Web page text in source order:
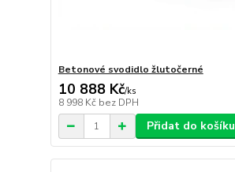
Betonové svodidlo žlutočerné
10 888 Kč/ks
8 998 Kč bez DPH
Přidat do košíku